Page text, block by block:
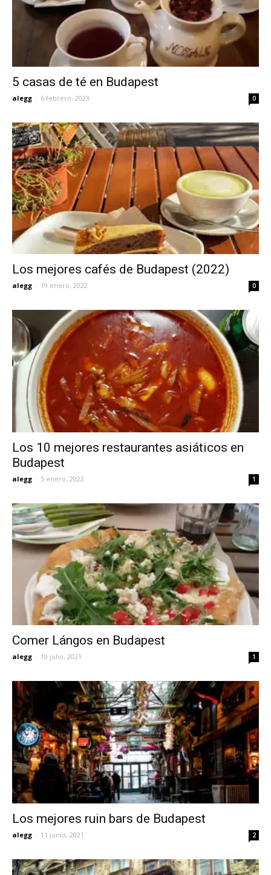
5 casas de té en Budapest
alegg - 6 febrero, 2023 0
Los mejores cafés de Budapest (2022)
alegg - 19 enero, 2022 0
Los 10 mejores restaurantes asiáticos en
Budapest
alegg - 5 enero, 2022 1
Comer Lángos en Budapest
alegg - 10 julio, 2021 1
Los mejores ruin bars de Budapest
alegg - 11 junio, 2021 2